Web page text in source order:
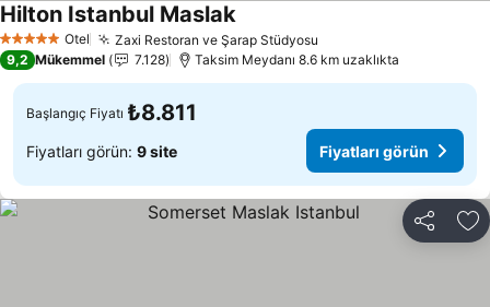
5 Yıldız Otel Zaxi Restoran ve Şarap Stüdyosu
Hilton Istanbul MaslakFiyatları görün
9,2 Mükemmel 7.128 Taksim Meydanı 8.6 km uzaklıkta
Başlangıç Fiyatı ₺8.811
Fiyatları görün: 9 site Fiyatları görün
Paylaş